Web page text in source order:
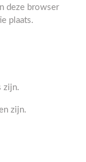
deze browser
plaats.
zijn.
zijn.